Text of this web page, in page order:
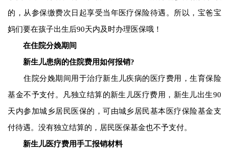
的，从参保缴费次日起享受当年医疗保险待遇。所以，宝爸宝
妈们要在孩子出生后90天内及时办理医保哦！
在住院分娩期间
新生儿患病的住院费用如何报销?
住院分娩期间用于治疗新生儿疾病的医疗费用，生育保险
基金不予支付。凡独立结算的新生儿医疗费用，新生儿出生90
天内参加城乡居民医保的，可由城乡居民基本医疗保险基金支
付待遇。没有独立结算的，居民医保基金也不予支付。
新生儿医疗费用手工报销材料